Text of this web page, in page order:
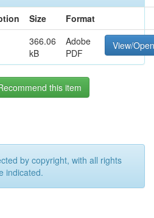
Size
Format
366.06
kB
Adobe
PDF
View/Open
this item
by copyright, with all rights
indicated.